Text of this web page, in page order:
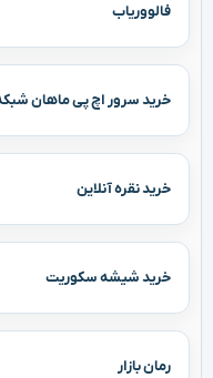
فالووریاب
خرید سرور اچ پی ماهان شبکه
خرید نقره آنلاین
خرید شیشه سکوریت
رمان بازار